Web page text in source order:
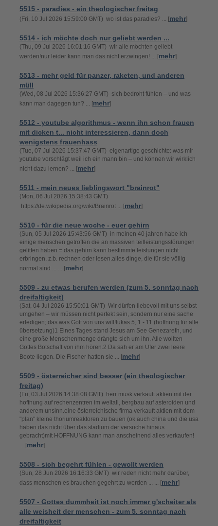
5515 - paradies - ein theologischer freitag
(Fri, 10 Jul 2026 15:59:00 GMT) wo ist das paradies? ... [mehr]
5514 - ich möchte doch nur geliebt werden ...
(Thu, 09 Jul 2026 16:01:16 GMT) wir alle möchten geliebt
werden!nur leider kann man das nicht erzwingen! ... [mehr]
5513 - mehr geld für panzer, raketen, und anderen
müll
(Wed, 08 Jul 2026 15:36:27 GMT) sich bedroht fühlen – und was
kann man dagegen tun? ... [mehr]
5512 - youtube algorithmus - wenn ihn schon frauen
mit dicken t... nicht interessieren, dann doch
wenigstens frauenhass
(Tue, 07 Jul 2026 15:37:47 GMT) eigenartige geschichte: was mir
youtube vorschlägt weil ich ein mann bin – und können wir wirklich
nicht dazu lernen? ... [mehr]
5511 - mein neues lieblingswort "brainrot"
(Mon, 06 Jul 2026 15:38:43 GMT)
https://de.wikipedia.org/wiki/Brainrot ... [mehr]
5510 - für die neue woche - euer gehirn
(Sun, 05 Jul 2026 15:43:56 GMT) in meinen 40 jahren habe ich
einige menschen getroffen die an massiven teilleistungsstörungen
gelitten haben = das gehirn kann bestimmte leistungen nicht
erbringen, z.b. rechnen oder lesen.alles dinge, die für sie völlig
normal sind ... ... [mehr]
5509 - zu etwas berufen werden (zum 5. sonntag nach
dreifaltigkeit)
(Sat, 04 Jul 2026 15:50:01 GMT) Wir dürfen liebevoll mit uns selbst
umgehen – wir müssen nicht perfekt sein, sondern nur eine sache
erledigen; das was Gott von uns will!lukas 5, 1 - 11 (hoffnung für alle
übersetzung)1 Eines Tages stand Jesus am See Genezareth, und
eine große Menschenmenge drängte sich um ihn. Alle wollten
Gottes Botschaft von ihm hören.2 Da sah er am Ufer zwei leere
Boote liegen. Die Fischer hatten sie ... [mehr]
5509 - österreicher sind besser (ein theologischer
freitag)
(Fri, 03 Jul 2026 14:38:08 GMT) herr musk verkauft aktien mit der
hoffnung auf rechenzentren im weltall, bergbau auf asteroiden und
anderem unsinn.eine österreichische firma verkauft aktien mit dem
"plan" kleine thoriumreaktoren zu bauen (ok auch china und die usa
haben das nicht über das stadium der versuche hinaus
gebracht)mit HOFFNUNG kann man anscheinend alles verkaufen!
... [mehr]
5508 - sich begehrt fühlen - gewollt werden
(Sun, 28 Jun 2026 16:16:33 GMT) wir reden nicht mehr darüber,
dass menschen es brauchen gegehrt zu werden ... ... [mehr]
5507 - Gottes dummheit ist noch immer g'scheiter als
alle weisheit der menschen - zum 5. sonntag nach
dreifaltigkeit